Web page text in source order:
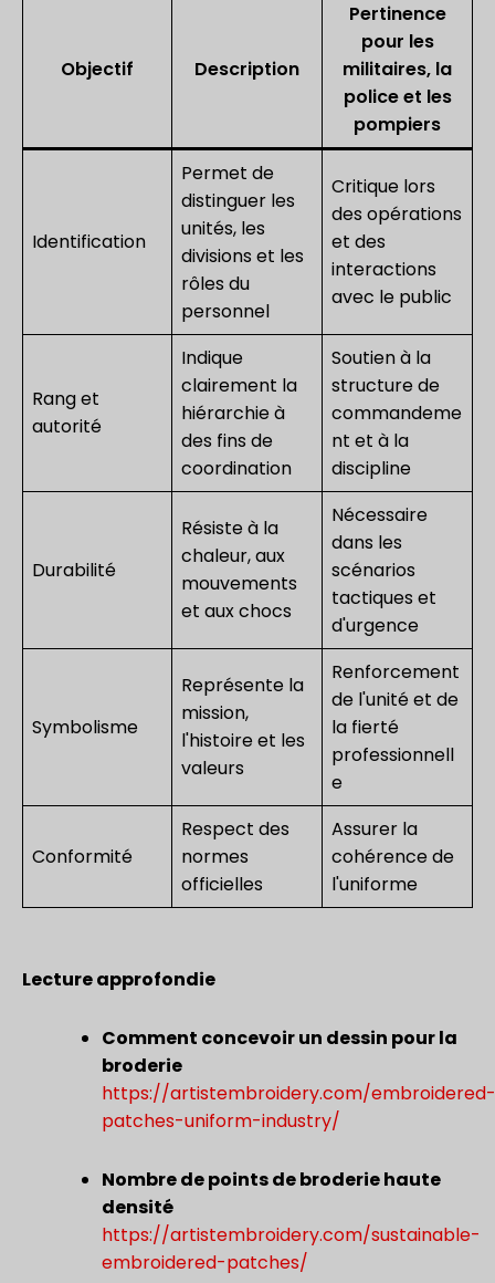
Objectif Description
Pertinence
pour les
militaires, la
police et les
pompiers
Identification
Permet de
distinguer les
unités, les
divisions et les
rôles du
personnel
Critique lors
des opérations
et des
interactions
avec le public
Rang et
autorité
Indique
clairement la
hiérarchie à
des fins de
coordination
Soutien à la
structure de
commandeme
nt et à la
discipline
Durabilité
Résiste à la
chaleur, aux
mouvements
et aux chocs
Nécessaire
dans les
scénarios
tactiques et
d'urgence
Symbolisme
Représente la
mission,
l'histoire et les
valeurs
Renforcement
de l'unité et de
la fierté
professionnell
e
Conformité
Respect des
normes
officielles
Assurer la
cohérence de
l'uniforme
Lecture approfondie
Comment concevoir un dessin pour la
broderie
https://artistembroidery.com/embroidered-
patches-uniform-industry/
Nombre de points de broderie haute
densité
https://artistembroidery.com/sustainable-
embroidered-patches/